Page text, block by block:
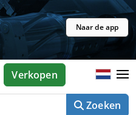
Naar de app
Zoeken
Verkopen